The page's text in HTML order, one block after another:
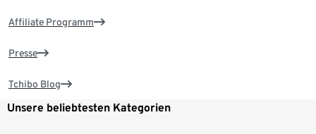
Affiliate Programm
Presse
Tchibo Blog
Unsere beliebtesten Kategorien